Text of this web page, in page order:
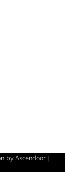
by Ascendoor|